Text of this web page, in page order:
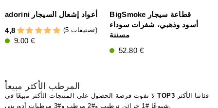
adorini أعواد إشعال السيجار
4,8
(5 تصنيفات)
9.00 €
BigSmoke قطاعة سيجار
أسود وذهبي، شفرات سوداء
مسننة
52.80 €
المرطب الأكثر مبيعاً
TOP3
شيوعًا #1
خزائن ترطيب و#2 مرطب و#3 مرطبات أدوريني .